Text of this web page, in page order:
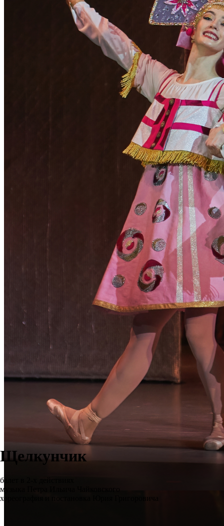
Щелкунчик
балет в 2-х действиях
музыка Петра Ильича Чайковского
хореография и постановка Юрия Григоровича